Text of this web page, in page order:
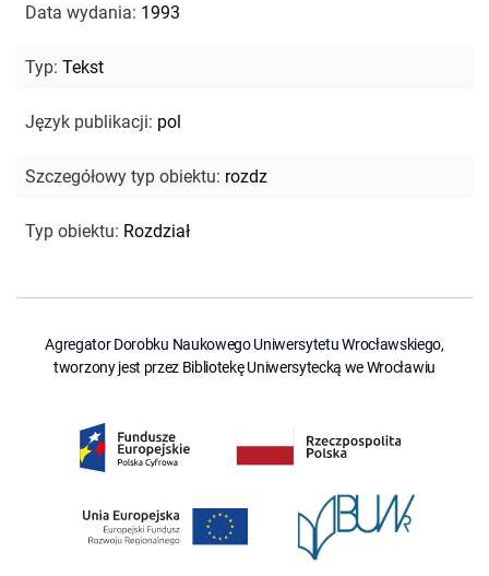
Data wydania: 1993
Typ: Tekst
Język publikacji: pol
Szczegółowy typ obiektu: rozdz
Typ obiektu: Rozdział
Agregator Dorobku Naukowego Uniwersytetu Wrocławskiego,
tworzony jest przez Bibliotekę Uniwersytecką we Wrocławiu